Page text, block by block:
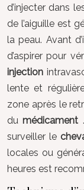
d’injecter dans
de l’aiguille est
la peau. Avant
d’aspirer pour
injection
lente et
zone après le
dumédicament
surveiller le
locales ou
heures est